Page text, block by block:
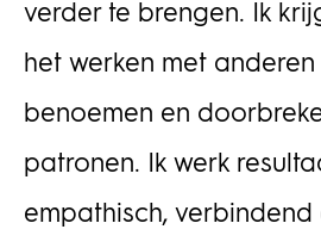
verder te brengen. Ik
het werken met
benoemen en
patronen. Ik werk
empathisch, verbindend